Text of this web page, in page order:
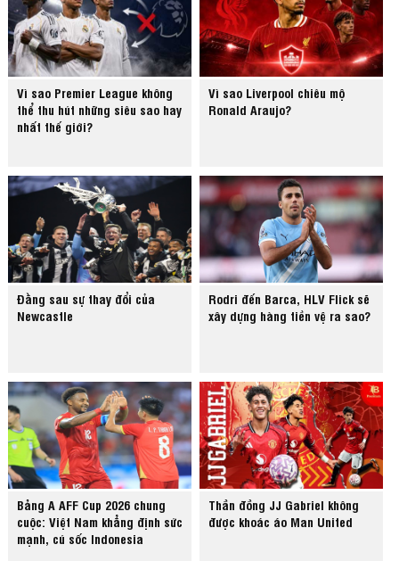
Vì sao Premier League không
thể thu hút những siêu sao hay
nhất thế giới?
Vì sao Liverpool chiêu mộ
Ronald Araujo?
Đằng sau sự thay đổi của
Newcastle
Rodri đến Barca, HLV Flick sẽ
xây dựng hàng tiền vệ ra sao?
Bảng A AFF Cup 2026 chung
cuộc: Việt Nam khẳng định sức
mạnh, cú sốc Indonesia
Thần đồng JJ Gabriel không
được khoác áo Man United